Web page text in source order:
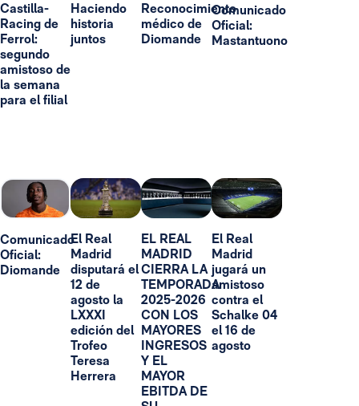
Castilla-
Racing de
Ferrol:
segundo
amistoso de
la semana
para el filial
Haciendo
historia
juntos
Reconocimiento
médico de
Diomande
Comunicado
Oficial:
Mastantuono
Comunicado
Oficial:
Diomande
El Real
Madrid
disputará el
12 de
agosto la
LXXXI
edición del
Trofeo
Teresa
Herrera
EL REAL
MADRID
CIERRA LA
TEMPORADA
2025-2026
CON LOS
MAYORES
INGRESOS
Y EL
MAYOR
EBITDA DE
El Real
Madrid
jugará un
amistoso
contra el
Schalke 04
el 16 de
agosto